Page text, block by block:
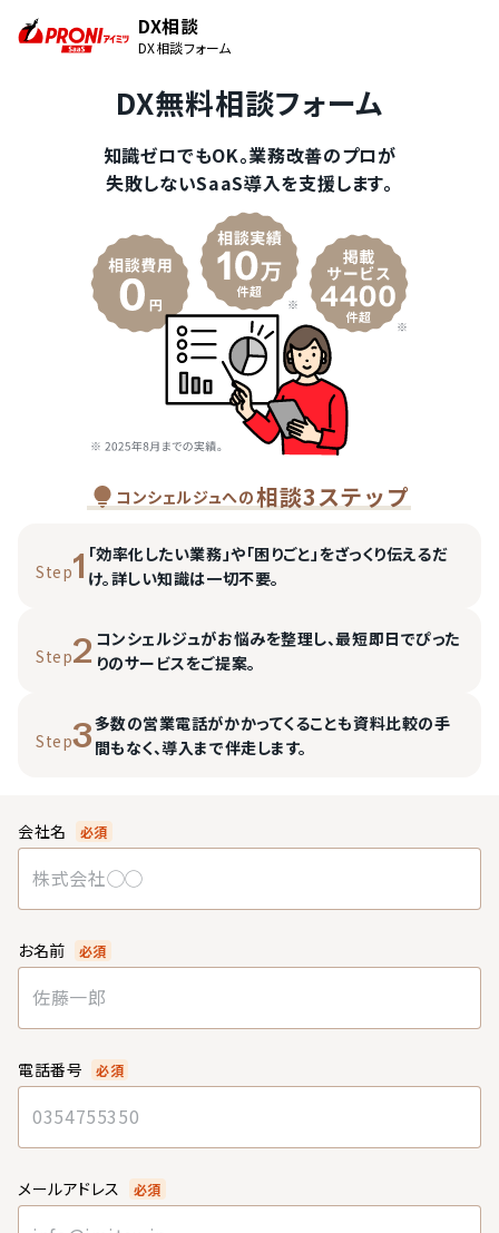
DX相談
DX相談フォーム
DX無料相談フォーム
知識ゼロでもOK。業務改善のプロが
失敗しないSaaS導入を支援します。
コンシェルジュへの相談3ステップ
Step1 「効率化したい業務」や「困りごと」をざっくり伝えるだ
け。詳しい知識は一切不要。
Step2 コンシェルジュがお悩みを整理し、最短即日でぴった
りのサービスをご提案。
Step3多数の営業電話がかかってくることも資料比較の手
間もなく、導入まで伴走します。
会社名 必須
お名前 必須
電話番号 必須
メールアドレス 必須